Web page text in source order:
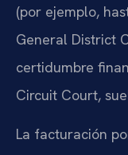
(por ejemplo,
General District
certidumbre
Circuit Court,
La facturación